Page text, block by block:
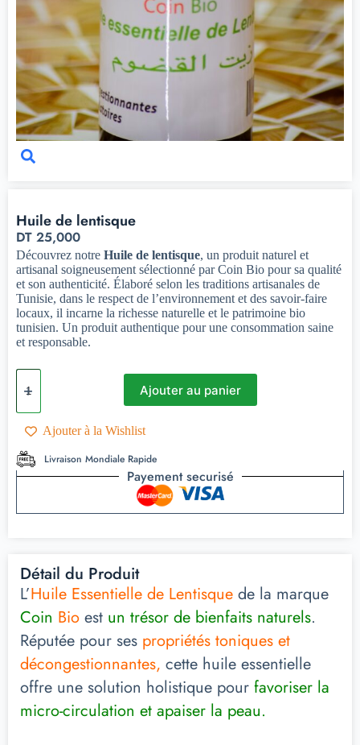
Huile de lentisque
DT 25,000
Découvrez notre Huile de lentisque, un produit naturel et
artisanal soigneusement sélectionné par Coin Bio pour sa qualité
et son authenticité. Élaboré selon les traditions artisanales de
Tunisie, dans le respect de l’environnement et des savoir-faire
locaux, il incarne la richesse naturelle et le patrimoine bio
tunisien. Un produit authentique pour une consommation saine
et responsable.
Ajouter au panier
Ajouter à la Wishlist
Livraison Mondiale Rapide
Payement securisé
Détail du Produit
L’Huile Essentielle de Lentisque de la marque
Coin Bio est un trésor de bienfaits naturels.
Réputée pour ses propriétés toniques et
décongestionnantes, cette huile essentielle
offre une solution holistique pour favoriser la
micro-circulation et apaiser la peau.